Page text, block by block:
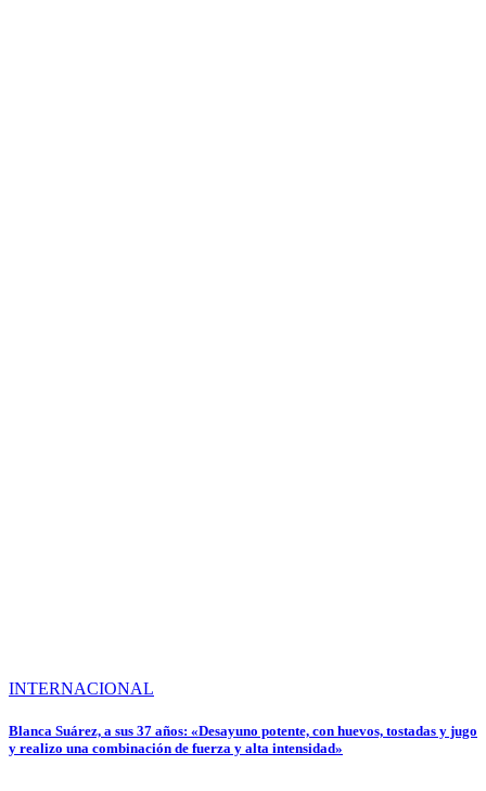
INTERNACIONAL
Blanca Suárez, a sus 37 años: «Desayuno potente, con huevos, tostadas y jugo
y realizo una combinación de fuerza y alta intensidad»